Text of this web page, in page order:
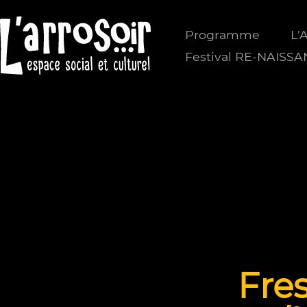
Programme
Festival RE-